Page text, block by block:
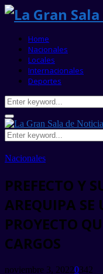
Home
Nacionales
Locales
Internacionales
Deportes
Search
for:
Primary
Menu
Search
for:
Nacionales
PREFECTO Y
AREQUIPA
PROYECTO
CARGOS
noviembre 3, 20220342